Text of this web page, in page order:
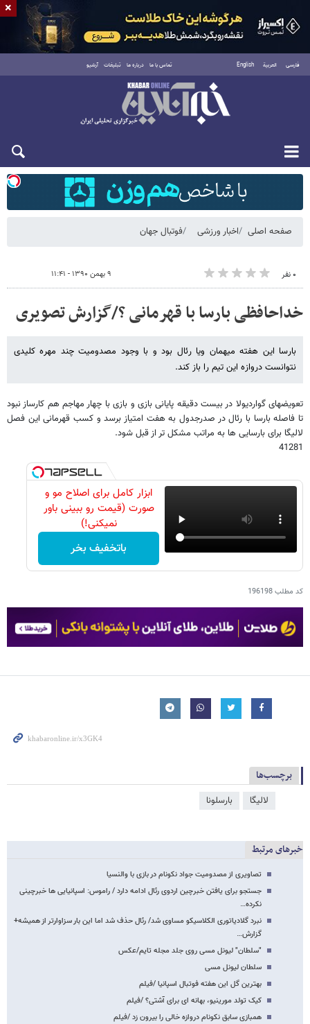
فارسی العربية English تماس با ما درباره ما تبلیغات آرشیو
شنبه ۱۷ مرداد ۱۴۰۵
صفحه اصلی اخبار ورزشی فوتبال جهان
۰ نفر ۹ بهمن ۱۳۹۰ - ۱۱:۴۱
خداحافظی بارسا با قهرمانی ؟/گزارش تصویری
بارسا این هفته میهمان ویا رئال بود و با وجود مصدومیت چند مهره کلیدی
نتوانست دروازه این تیم را باز کند.
تعویضهای گواردیولا در بیست دقیقه پایانی بازی و بازی با چهار مهاجم هم کارساز نبود
تا فاصله بارسا با رئال در صدرجدول به هفت امتیاز برسد و کسب قهرمانی این فصل
لالیگا برای بارسایی ها به مراتب مشکل تر از قبل شود.
41281
ابزار کامل برای اصلاح مو و
صورت (قیمت رو ببینی باور
نمیکنی!)
باتخفیف بخر
کد مطلب196198
برچسب‌ها
لالیگا بارسلونا
خبرهای مرتبط
تصاویری از مصدومیت جواد نکونام در بازی با والنسیا
جستجو برای یافتن خبرچین اردوی رئال ادامه دارد / راموس: اسپانیایی ها خبرچینی
نکرده…
نبرد گلادیاتوری الکلاسیکو مساوی شد/ رئال حذف شد اما این بار سزاوارتر از همیشه+
گزارش…
"سلطان" لیونل مسی روی جلد مجله تایم/عکس
سلطان لیونل مسی
بهترین گل این هفته فوتبال اسپانیا /فیلم
کیک تولد مورینیو، بهانه ای برای آشتی؟ /فیلم
همبازی سابق نکونام دروازه خالی را بیرون زد /فیلم
×